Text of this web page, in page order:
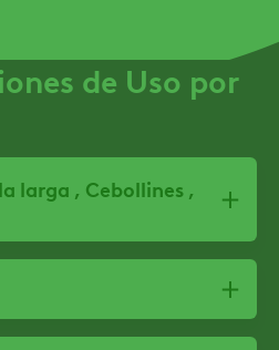
de Uso por
larga , Cebollines ,